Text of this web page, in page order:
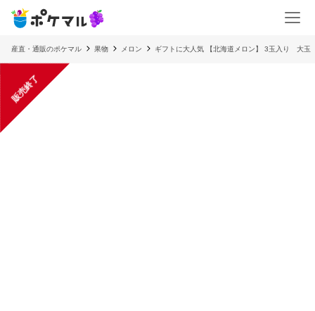
産直・通販のポケマル 果物 メロン ギフトに大人気 【北海道メロン】 3玉入り 大
販売終了